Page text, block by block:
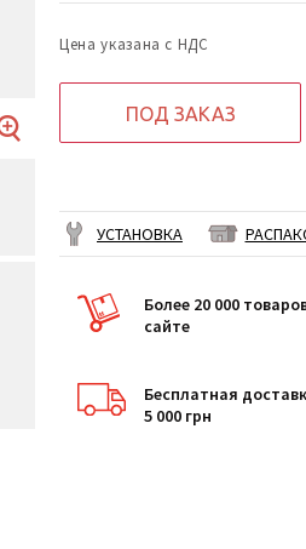
Цена указана с НДС
ПОД ЗАКАЗ
УСТАНОВКА
Более 20 000
сайте
Бесплатная
5 000 грн